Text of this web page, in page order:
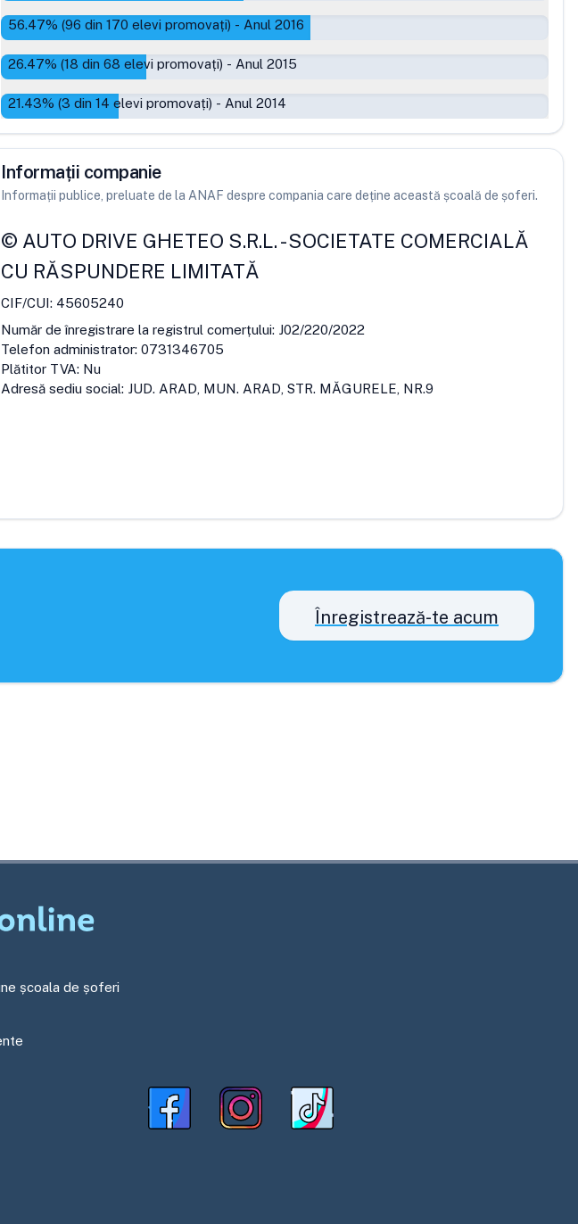
56.47% (96 din 170 elevi promovați) - Anul 2016
26.47% (18 din 68 elevi promovați) - Anul 2015
21.43% (3 din 14 elevi promovați) - Anul 2014
Informații companie
Informații publice, preluate de la ANAF despre compania care deține această școală de șoferi.
© AUTO DRIVE GHETEO S.R.L.-SOCIETATE COMERCIALĂ
CU RĂSPUNDERE LIMITATĂ
CIF/CUI: 45605240
Număr de înregistrare la registrul comerțului: J02/220/2022
Telefon administrator: 0731346705
Plătitor TVA: Nu
Adresă sediu social: JUD. ARAD, MUN. ARAD, STR. MĂGURELE, NR.9
Înregistrează-te acum
școala de șoferi